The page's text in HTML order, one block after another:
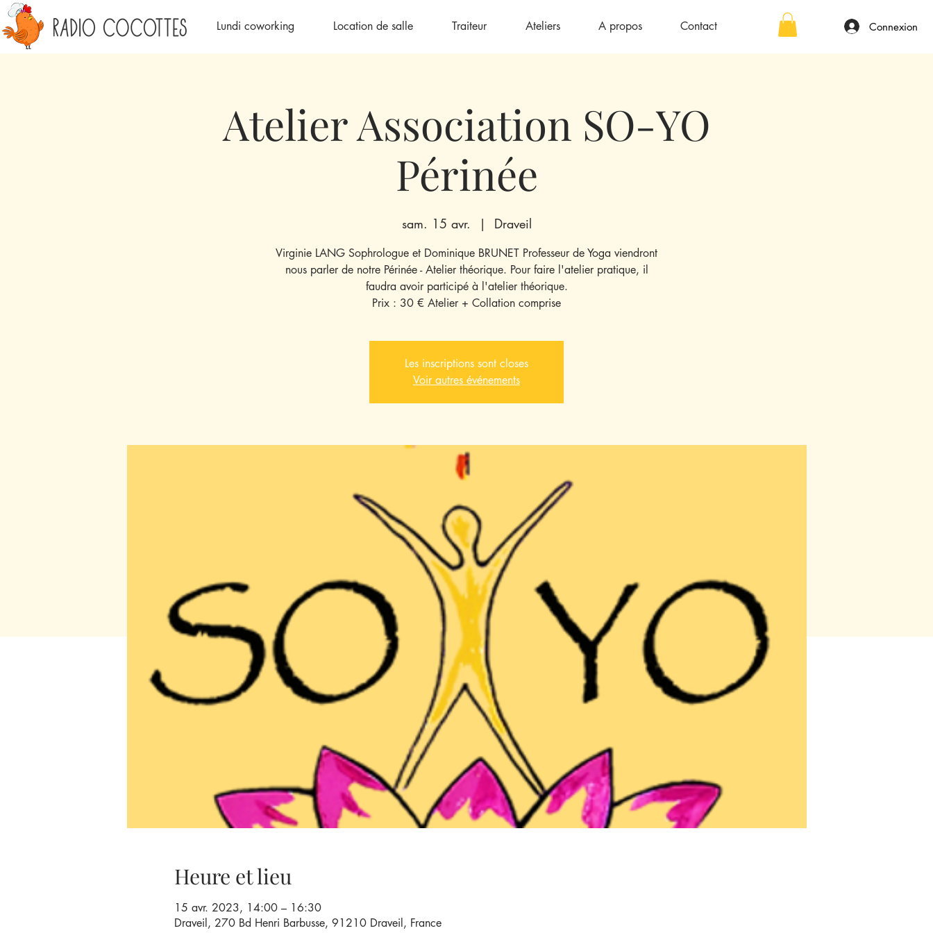
Lundi coworking Location de salle Traiteur Ateliers A propos Contact Connexion
Atelier Association SO-YO
Périnée
sam. 15 avr.
  |
Draveil
Virginie LANG Sophrologue et Dominique BRUNET Professeur de Yoga viendront
nous parler de notre Périnée - Atelier théorique. Pour faire l'atelier pratique, il
faudra avoir participé à l'atelier théorique.
Prix : 30 € Atelier + Collation comprise
Les inscriptions sont closes
Voir autres événements
Heure et lieu
15 avr. 2023, 14:00 – 16:30
Draveil, 270 Bd Henri Barbusse, 91210 Draveil, France